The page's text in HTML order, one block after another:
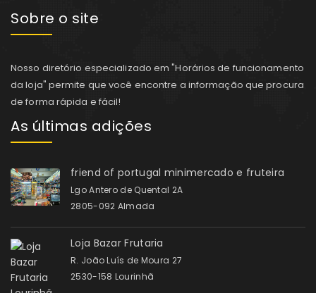
Sobre o site
Nosso diretório especializado em "Horários de funcionamento
da loja" permite que você encontre a informação que procura
de forma rápida e fácil!
As últimas adições
friend of portugal minimercado e fruteira
Lgo Antero de Quental 2A
2805-092 Almada
Loja Bazar Frutaria
R. João Luís de Moura 27
2530-158 Lourinhã